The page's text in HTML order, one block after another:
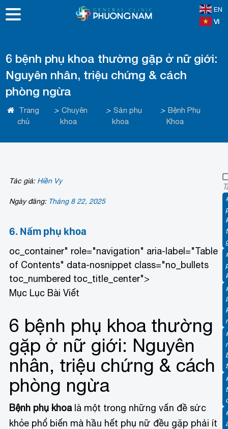
EN
VI
6 bệnh phụ khoa thường gặp ở nữ giới:
Nguyên nhân, triệu chứng & cách
phòng ngừa
Trang
chủ
> Chuyên
khoa
> Sản phụ
khoa
> Bệnh Phụ
Khoa
Tác giả: Hiền Vy
Ngày đăng: Tháng 8 22, 2025
6. Nấm phụ khoa
oc_container" role="navigation" aria-label="Table
of Contents" data-nosnippet class="no_bullets
toc_numbered toc_title_center">
Mục Lục Bài Viết
6 bệnh phụ khoa thường
gặp ở nữ giới: Nguyên
nhân, triệu chứng & cách
phòng ngừa
Bệnh phụ khoalà một trong những vấn đề sức
khỏe phổ biến mà hầu hết phụ nữ đều gặp phải ít